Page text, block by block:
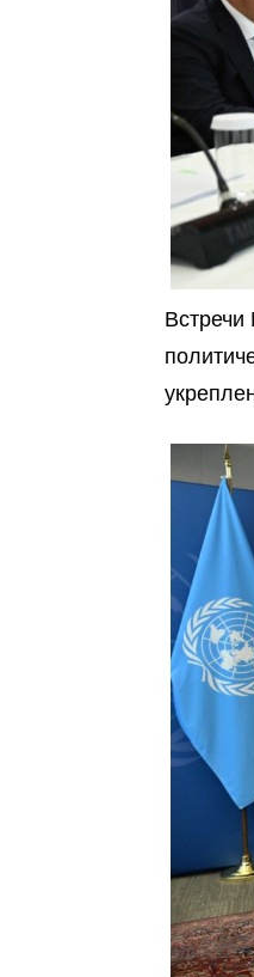
Встречи